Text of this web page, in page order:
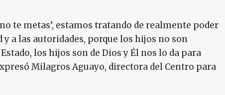
te metas’, estamos tratando de realmente poder
a las autoridades, porque los hijos no son
los hijos son de Dios y Él nos lo da para
Milagros Aguayo, directora del Centro para